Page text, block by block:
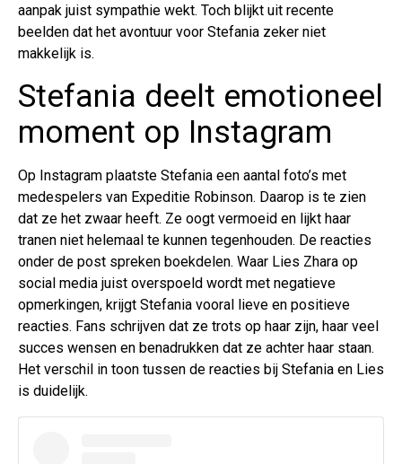
aanpak juist sympathie wekt. Toch blijkt uit recente
beelden dat het avontuur voor Stefania zeker niet
makkelijk is.
Stefania deelt emotioneel
moment op Instagram
Op Instagram plaatste Stefania een aantal foto’s met
medespelers van Expeditie Robinson. Daarop is te zien
dat ze het zwaar heeft. Ze oogt vermoeid en lijkt haar
tranen niet helemaal te kunnen tegenhouden. De reacties
onder de post spreken boekdelen. Waar Lies Zhara op
social media juist overspoeld wordt met negatieve
opmerkingen, krijgt Stefania vooral lieve en positieve
reacties. Fans schrijven dat ze trots op haar zijn, haar veel
succes wensen en benadrukken dat ze achter haar staan.
Het verschil in toon tussen de reacties bij Stefania en Lies
is duidelijk.